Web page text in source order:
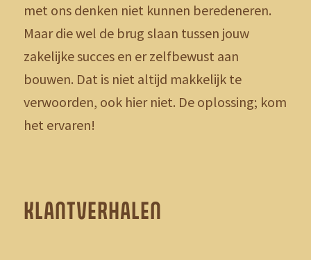
met ons denken niet kunnen beredeneren.
Maar die wel de brug slaan tussen jouw
zakelijke succes en er zelfbewust aan
bouwen. Dat is niet altijd makkelijk te
verwoorden, ook hier niet. De oplossing; kom
het ervaren!
KLANTVERHALEN